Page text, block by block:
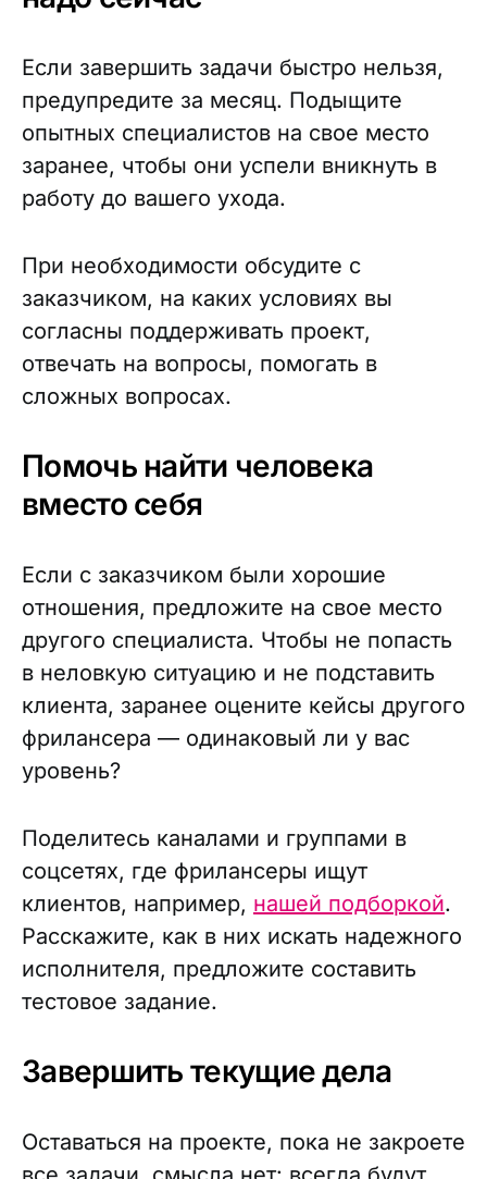
Если завершить задачи быстро нельзя,
предупредите за месяц. Подыщите
опытных специалистов на свое место
заранее, чтобы они успели вникнуть в
работу до вашего ухода.
При необходимости обсудите с
заказчиком, на каких условиях вы
согласны поддерживать проект,
отвечать на вопросы, помогать в
сложных вопросах.
Помочь найти человека
вместо себя
Если с заказчиком были хорошие
отношения, предложите на свое место
другого специалиста. Чтобы не попасть
в неловкую ситуацию и не подставить
клиента, заранее оцените кейсы другого
фрилансера — одинаковый ли у вас
уровень?
Поделитесь каналами и группами в
соцсетях, где фрилансеры ищут
клиентов, например, нашей подборкой.
Расскажите, как в них искать надежного
исполнителя, предложите составить
тестовое задание.
Завершить текущие дела
Оставаться на проекте, пока не закроете